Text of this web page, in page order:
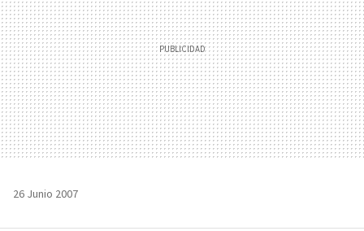
26 Junio 2007